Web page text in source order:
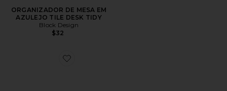
ORGANIZADOR DE MESA EM
AZULEJO TILE DESK TIDY
Block Design
$32
Favorite BANDEJA RETANGULAR DE AZULEJO TILE